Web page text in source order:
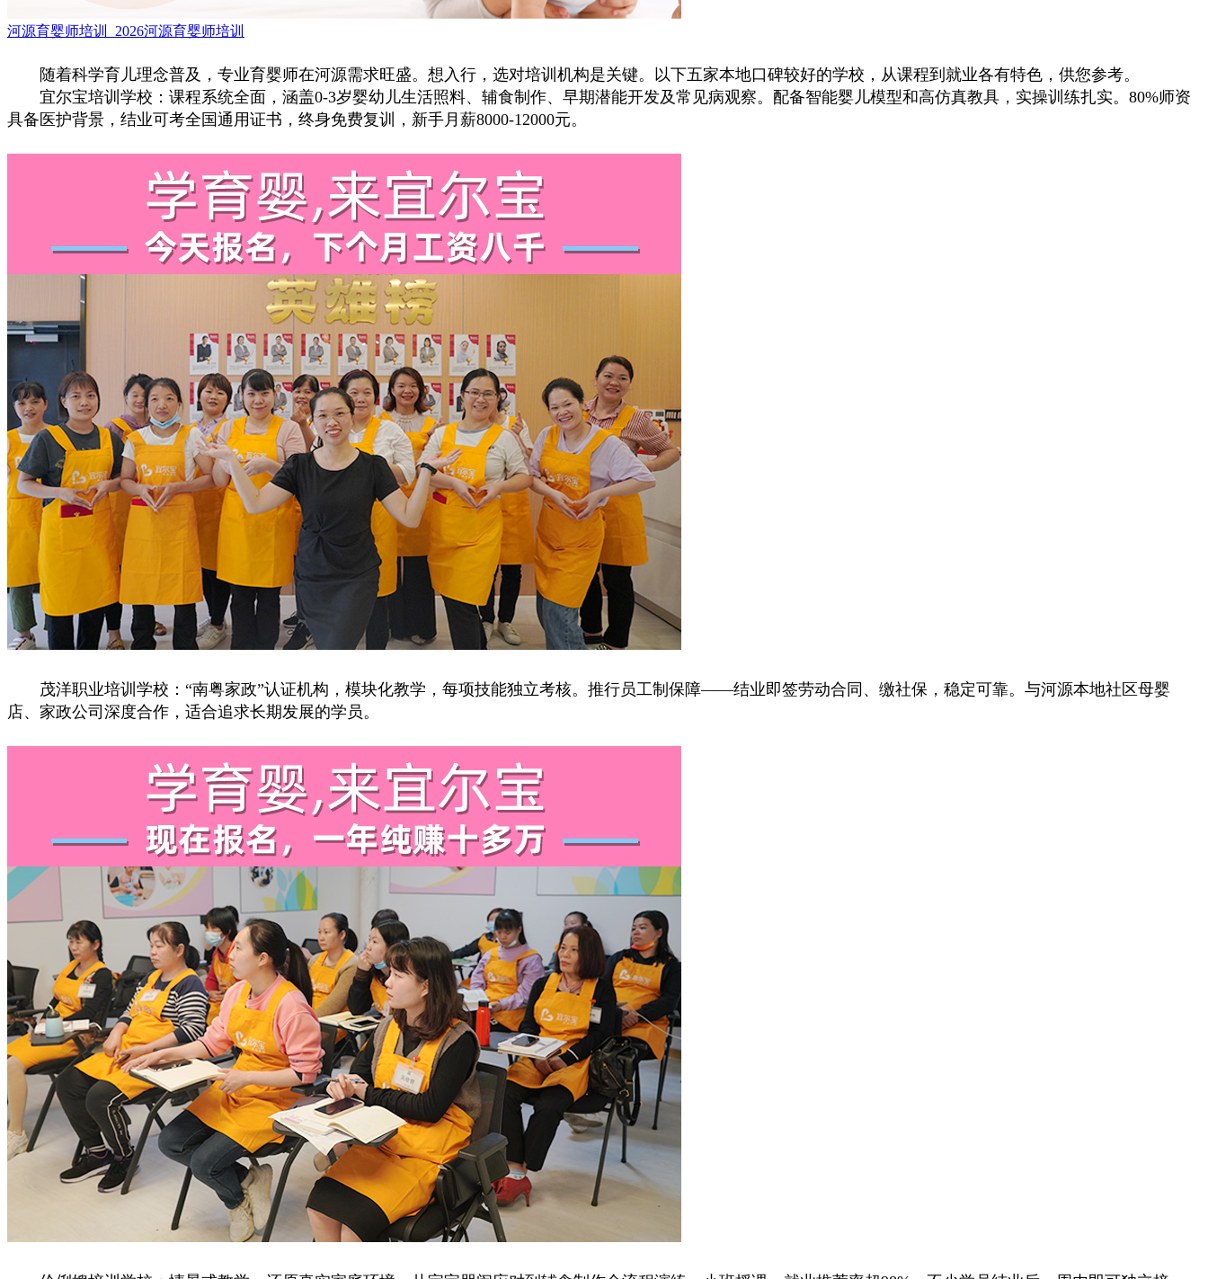
河源育婴师培训_2026河源育婴师培训
随着科学育儿理念普及，专业育婴师在河源需求旺盛。想入行，选对培训机构是关键。以下五家本地口碑较好的学校，从课程到就业各有特色，供您参考。
宜尔宝培训学校：课程系统全面，涵盖0-3岁婴幼儿生活照料、辅食制作、早期潜能开发及常见病观察。配备智能婴儿模型和高仿真教具，实操训练扎实。80%师资
具备医护背景，结业可考全国通用证书，终身免费复训，新手月薪8000-12000元。
茂洋职业培训学校：“南粤家政”认证机构，模块化教学，每项技能独立考核。推行员工制保障——结业即签劳动合同、缴社保，稳定可靠。与河源本地社区母婴
店、家政公司深度合作，适合追求长期发展的学员。